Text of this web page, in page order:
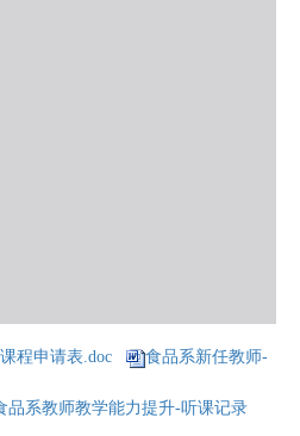
程申请表.doc 食品系新任教师-
品系教师教学能力提升-听课记录